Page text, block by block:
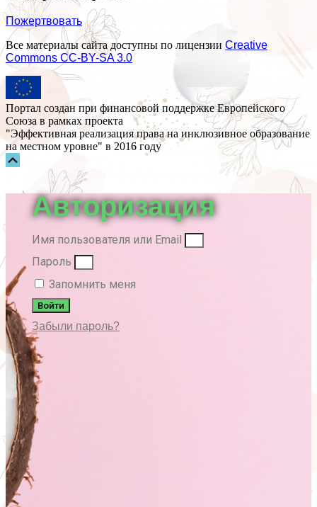
Пожертвовать
Все материалы сайта доступны по лицензии Creative
Commons СС-BY-SA 3.0
Портал создан при финансовой поддержке Европейского
Союза в рамках проекта
"Эффективная реализация права на инклюзивное образование
на местном уровне" в 2016 году
вверх
Авторизация
Имя пользователя или Email
Пароль
Запомнить меня
Войти
Забыли пароль?